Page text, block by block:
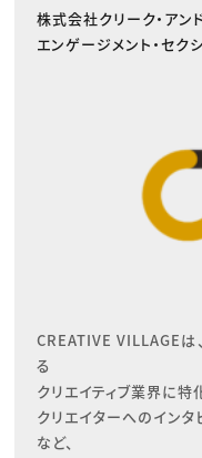
株式会社クリーク・アン
エンゲージメント・セク
CREATIVE VILLAGEは
る
クリエイティブ業界に特
クリエイターへのインタ
など、